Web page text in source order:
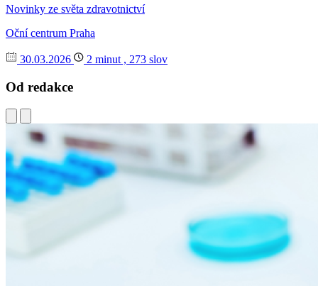
Novinky ze světa zdravotnictví
Oční centrum Praha
30.03.2026 2 minut , 273 slov
Od redakce